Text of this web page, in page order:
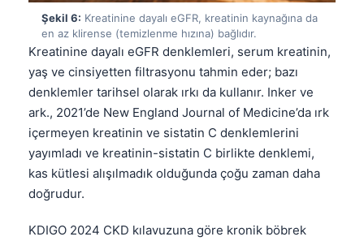
Şekil 6: Kreatinine dayalı eGFR, kreatinin kaynağına da
en az klirense (temizlenme hızına) bağlıdır.
Kreatinine dayalı eGFR denklemleri, serum kreatinin,
yaş ve cinsiyetten filtrasyonu tahmin eder; bazı
denklemler tarihsel olarak ırkı da kullanır. Inker ve
ark., 2021’de New England Journal of Medicine’da ırk
içermeyen kreatinin ve sistatin C denklemlerini
yayımladı ve kreatinin-sistatin C birlikte denklemi,
kas kütlesi alışılmadık olduğunda çoğu zaman daha
doğrudur.
KDIGO 2024 CKD kılavuzuna göre kronik böbrek
Polski
Slovenščina
Magyar
Shqip
বাংলা
اردو
मराठी
తెలుగు